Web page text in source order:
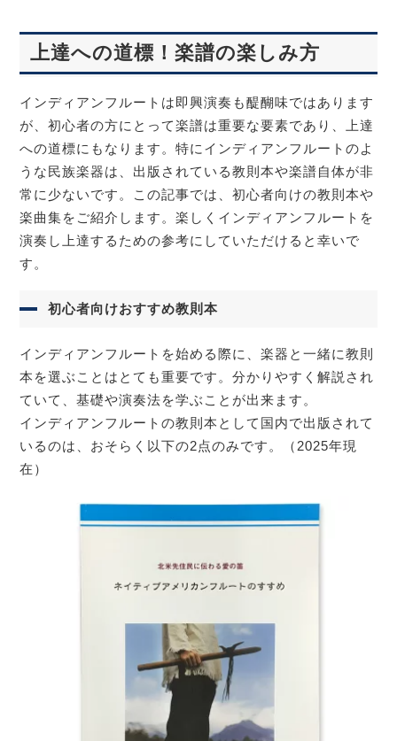
上達への道標！楽譜の楽しみ方
インディアンフルートは即興演奏も醍醐味ではあります
が、初心者の方にとって楽譜は重要な要素であり、上達
への道標にもなります。特にインディアンフルートのよ
うな民族楽器は、出版されている教則本や楽譜自体が非
常に少ないです。この記事では、初心者向けの教則本や
楽曲集をご紹介します。楽しくインディアンフルートを
演奏し上達するための参考にしていただけると幸いで
す。
初心者向けおすすめ教則本
インディアンフルートを始める際に、楽器と一緒に教則
本を選ぶことはとても重要です。分かりやすく解説され
ていて、基礎や演奏法を学ぶことが出来ます。
インディアンフルートの教則本として国内で出版されて
いるのは、おそらく以下の2点のみです。（2025年現
在）